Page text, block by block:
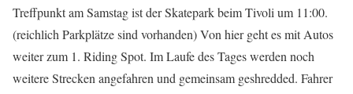
Treffpunkt am Samstag ist der Skatepark beim Tivoli um 11:00.
(reichlich Parkplätze sind vorhanden) Von hier geht es mit Autos
weiter zum 1. Riding Spot. Im Laufe des Tages werden noch
weitere Strecken angefahren und gemeinsam geshredded. Fahrer